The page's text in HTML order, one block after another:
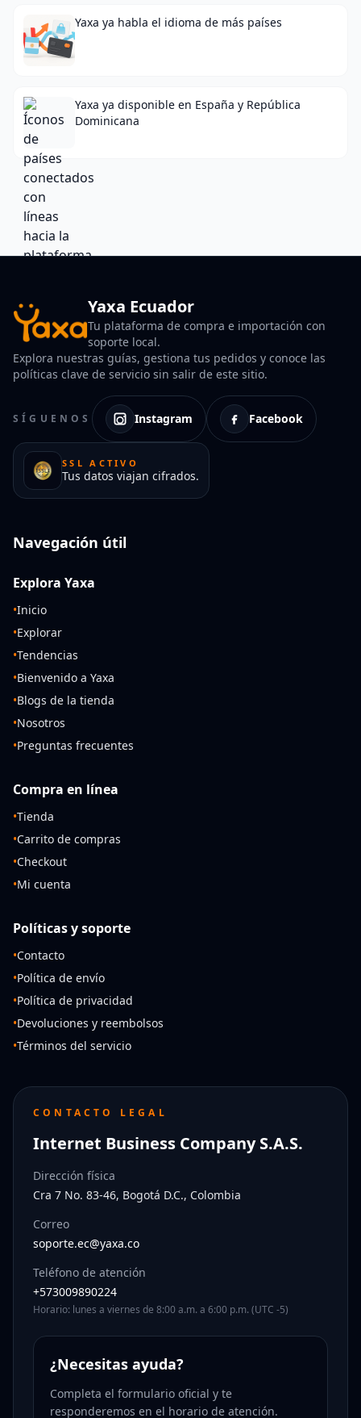
Yaxa ya habla el idioma de más países
Yaxa ya disponible en España y República
Dominicana
Yaxa Ecuador
Tu plataforma de compra e importación con
soporte local.
Explora nuestras guías, gestiona tus pedidos y conoce las
políticas clave de servicio sin salir de este sitio.
SÍGUENOS Instagram Facebook
SSL ACTIVO
Tus datos viajan cifrados.
Navegación útil
Explora Yaxa
•Inicio
•Explorar
•Tendencias
•Bienvenido a Yaxa
•Blogs de la tienda
•Nosotros
•Preguntas frecuentes
Compra en línea
•Tienda
•Carrito de compras
•Checkout
•Mi cuenta
Políticas y soporte
•Contacto
•Política de envío
•Política de privacidad
•Devoluciones y reembolsos
•Términos del servicio
CONTACTO LEGAL
Internet Business Company S.A.S.
Dirección física
Cra 7 No. 83-46, Bogotá D.C., Colombia
Correo
soporte.ec@yaxa.co
Teléfono de atención
+573009890224
Horario: lunes a viernes de 8:00 a.m. a 6:00 p.m. (UTC -5)
¿Necesitas ayuda?
Completa el formulario oficial y te
responderemos en el horario de atención.